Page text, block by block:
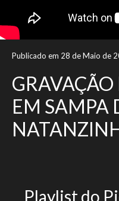
Publicado em 28 de Maio de
EM SAMPA
Playlist do